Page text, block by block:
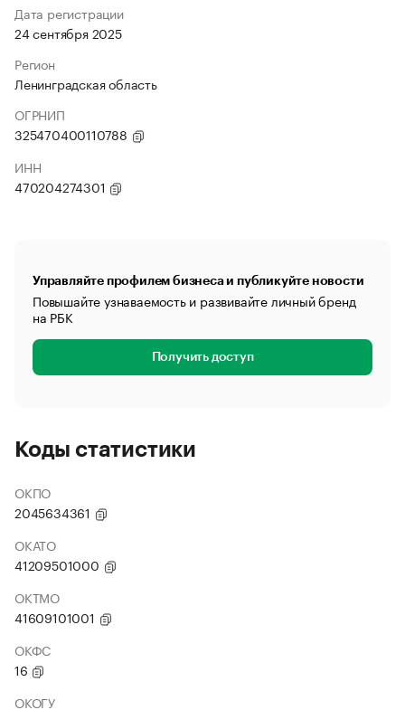
Дата регистрации
24 сентября 2025
Регион
Ленинградская область
ОГРНИП
325470400110788
ИНН
470204274301
Управляйте профилем бизнеса и публикуйте новости
Повышайте узнаваемость и развивайте личный бренд
на РБК
Получить доступ
Коды статистики
ОКПО
2045634361
ОКАТО
41209501000
ОКТМО
41609101001
ОКФС
16
ОКОГУ